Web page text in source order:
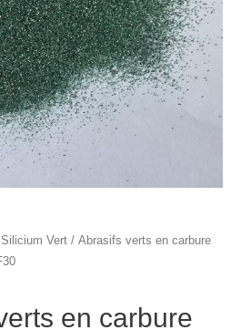
Vert / Abrasifs verts en carbure
en carbure